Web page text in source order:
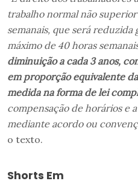
trabalho normal não
semanais, que será
máximo de 40 horas
diminuição a cada 3 anos,
em proporção equivalente
medida na forma de lei
compensação de horários e
mediante acordo ou
o texto.
Shorts Em